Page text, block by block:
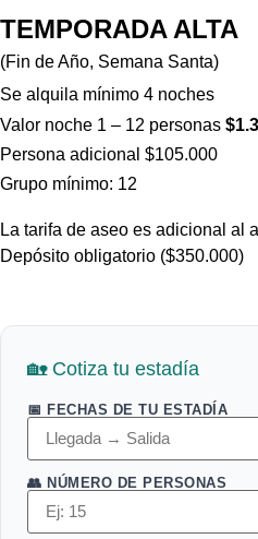
TEMPORADA ALTA
(Fin de Año, Semana Santa)
Se alquila mínimo 4 noches
Valor noche 1 – 12 personas
Persona adicional $105.000
Grupo mínimo: 12
La tarifa de aseo es adicional al
Depósito obligatorio ($350.000)
🏡 Cotiza tu estadía
📅 FECHAS DE TU ESTADÍA
👥 NÚMERO DE PERSONAS